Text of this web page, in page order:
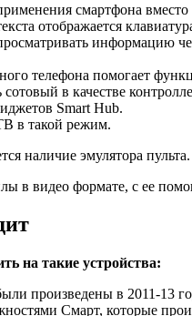
смартфона
отображается
информацию
телефона помогает
сотовый в качестве
Smart Hub.
в такой режим.
наличие эмулятора
в видео формате, с ее
на такие устройства:
произведены в 2011-13
Смарт, которые